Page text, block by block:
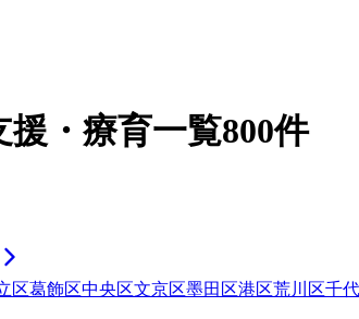
・療育一覧800件
区葛飾区中央区文京区墨田区港区荒川区千